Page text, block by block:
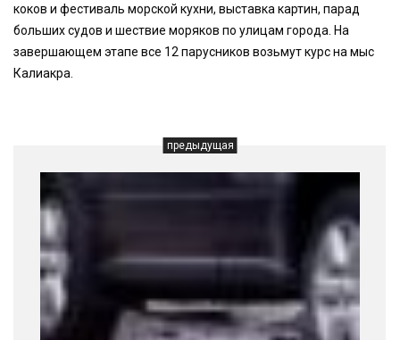
коков и фестиваль морской кухни, выставка картин, парад
больших судов и шествие моряков по улицам города. На
завершающем этапе все 12 парусников возьмут курс на мыс
Калиакра.
предыдущая